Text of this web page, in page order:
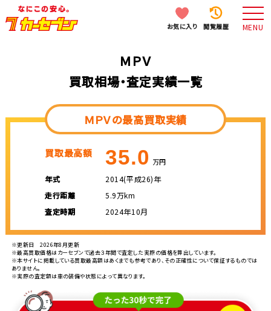
お気に入り 閲覧履歴 MENU
ＭＰＶ
買取相場・査定実績一覧
ＭＰＶの最高買取実績
買取最高額 35.0 万円
年式
2014(平成26)年
走行距離
5.9万km
査定時期
2024年10月
※更新日 2026年8月更新
※最高買取価格はカーセブンで過去３年間で査定した実際の価格を算出しています。
※本サイトに掲載している買取最高額はあくまでも参考であり、その正確性について保証するものでは
ありません。
※実際の査定額は車の装備や状態によって異なります。